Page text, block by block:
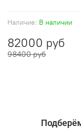
Наличие: В наличии
82000 руб
98400 руб